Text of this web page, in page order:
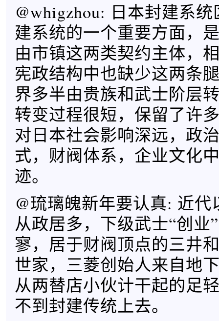
@whigzhou: 日本封建系
建系统的一个重要方面，
由市镇这两类契约主体，
宪政结构中也缺少这两条
界多半由贵族和武士阶层
转变过程很短，保留了许
对日本社会影响深远，政
式，财阀体系，企业文化
迹。
@琉璃魄新年要认真: 近
从政居多，下级武士“创业
寥，居于财阀顶点的三井
世家，三菱创始人来自地
从两替店小伙计干起的足
不到封建传统上去。